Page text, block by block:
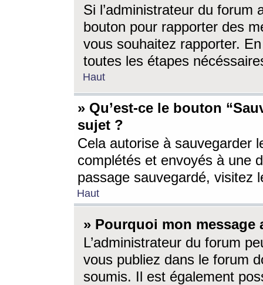
Si l’administrateur du forum
bouton pour rapporter des
vous souhaitez rapporter.
toutes les étapes
Haut
» Qu’est-ce le bouton
sujet ?
Cela autorise à sauvegarder
complétés et envoyés à une
passage sauvegardé, visitez
Haut
» Pourquoi mon message
L’administrateur du forum
vous publiez dans le forum
soumis. Il est également